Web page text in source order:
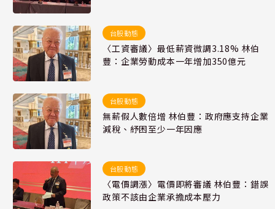
台股動態
〈工資審議〉最低薪資微調3.18% 林伯
豐：企業勞動成本一年增加350億元
台股動態
無薪假人數倍增 林伯豐：政府應支持企業
減稅、紓困至少一年因應
台股動態
〈電價調漲〉電價即將審議 林伯豐：錯誤
政策不該由企業承擔成本壓力